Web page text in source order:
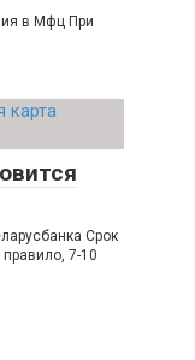
в Мфц При
Срок
правило, 7-10